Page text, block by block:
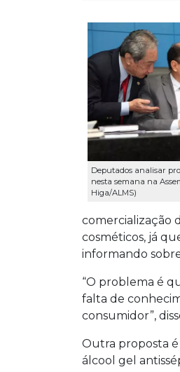
Deputados analisar
nesta semana na
Higa/ALMS)
comercialização
cosméticos, já
informando
“O problema é
falta de
consumidor”,
Outra proposta
álcool gel